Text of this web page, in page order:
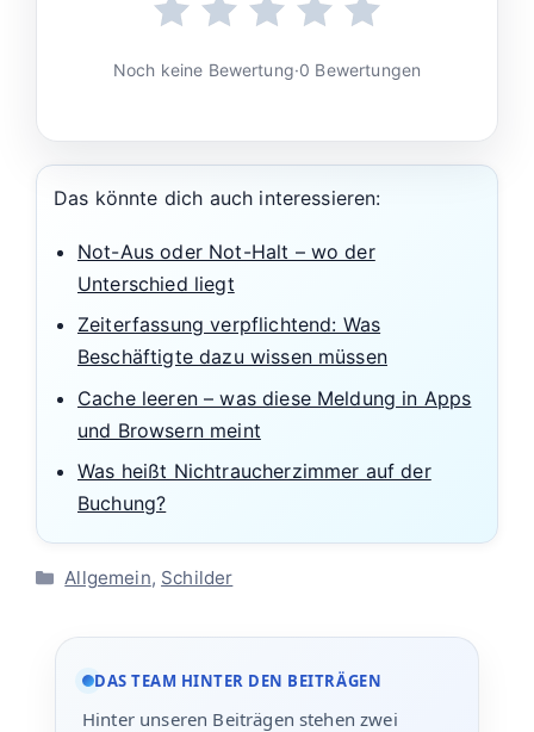
Noch keine Bewertung·0 Bewertungen
Das könnte dich auch interessieren:
Not-Aus oder Not-Halt – wo der
Unterschied liegt
Zeiterfassung verpflichtend: Was
Beschäftigte dazu wissen müssen
Cache leeren – was diese Meldung in Apps
und Browsern meint
Was heißt Nichtraucherzimmer auf der
Buchung?
Kategorien
Allgemein, Schilder
DAS TEAM HINTER DEN BEITRÄGEN
Hinter unseren Beiträgen stehen zwei